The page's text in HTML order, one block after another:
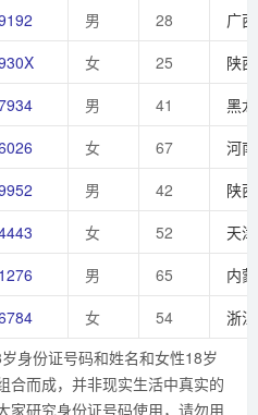
男 28
广
女 25
陕
男 41
黑
女 67
河
男 42
陕
女 52
天
男 65
内
女 54
浙
身份证号码和姓名和女性18岁
合而成，并非现实生活中真实的
家研究身份证号码使用，请勿用